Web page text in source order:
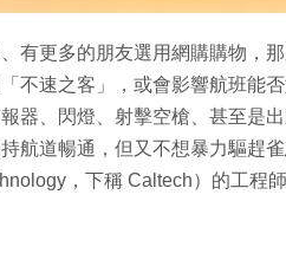
有更多的朋友選用網購購物，
不速之客」，或會影響航班能
器、閃燈、射擊空槍、甚至是
航道暢通，但又不想暴力驅趕
，下稱 Caltech）的工程